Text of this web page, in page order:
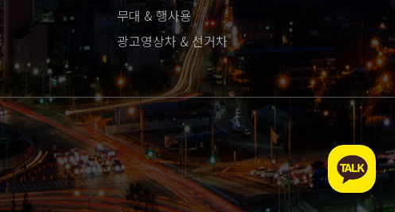
무대 & 행사용
광고영상차 & 선거차